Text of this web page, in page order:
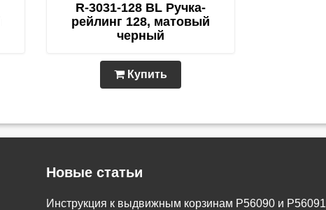
R-3031-128 BL Ручка-
рейлинг 128, матовый
черный
Купить
Новые статьи
Инструкция к выдвижным корзинам P56090 и P56091